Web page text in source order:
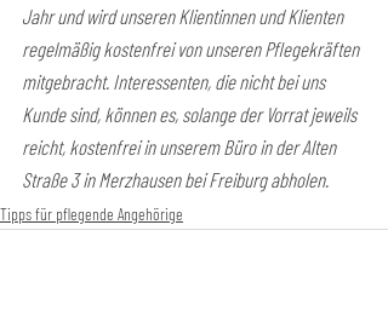
Jahr und wird unseren Klientinnen und Klienten
regelmäßig kostenfrei von unseren Pflegekräften
mitgebracht. Interessenten, die nicht bei uns
Kunde sind, können es, solange der Vorrat jeweils
reicht, kostenfrei in unserem Büro in der Alten
Straße 3 in Merzhausen bei Freiburg abholen.
Tipps für pflegende Angehörige